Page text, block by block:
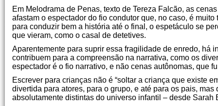
Em Melodrama de Penas, texto de Tereza Falcão, as
afastam o espectador do fio condutor que, no caso, é
para conduzir bem a história até o final, o espetáculo se
que vieram, como o casal de detetives.
Aparentemente para suprir essa fragilidade de enredo, há
contribuem para a compreensão na narrativa, como os
espectador é o fio narrativo, e não cenas autônomas, que
Escrever para crianças não é “soltar a criança que existe
divertida para atores, para o grupo, e até para os pais,
absolutamente distintas do universo infantil – desde Sarah